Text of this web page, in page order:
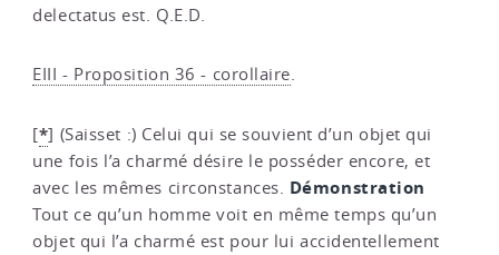
delectatus est. Q.E.D.
EIII - Proposition 36 - corollaire.
[*] (Saisset :) Celui qui se souvient d’un objet qui
une fois l’a charmé désire le posséder encore, et
avec les mêmes circonstances. Démonstration
Tout ce qu’un homme voit en même temps qu’un
objet qui l’a charmé est pour lui accidentellement